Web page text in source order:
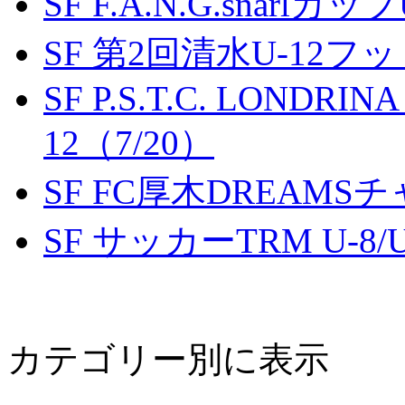
SF 第2回清水U-12フ
SF P.S.T.C.
12（7/20）
SF FC厚木DREAMS
SF サッカーTRM U-8/
カテゴリー別に表示